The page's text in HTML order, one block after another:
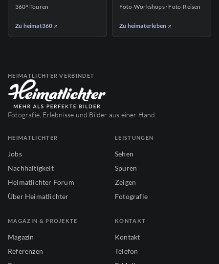
360°-Touren
Zu heimat360
Foto-Workshops · Foto-Reisen
Zu heimaterleben
HEIMATLICHTER VERBINDET
Fotografie, Erlebnisse und Bilder aus einer Hand.
HEIMATLICHTER
Jobs
Nachhaltigkeit
Heimatlichter Forum
Über Heimatlichter
LEISTUNGEN
Sehen
Spüren
Zeigen
Fotografie
MAGAZIN & PROJEKTE
Magazin
Referenzen
KONTAKT
Kontakt
Telefon